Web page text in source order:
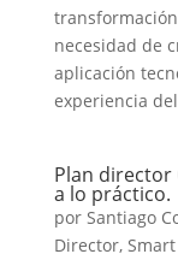
necesidad de
aplicación
experiencia
Plan director
a lo práctico.
por Santiago
Director,